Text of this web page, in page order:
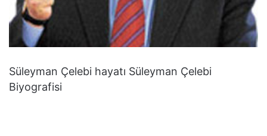
Süleyman Çelebi hayatı Süleyman Çelebi
Biyografisi